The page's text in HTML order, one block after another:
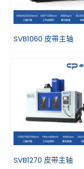
SVB1060 皮带主轴
SVB1270 皮带主轴